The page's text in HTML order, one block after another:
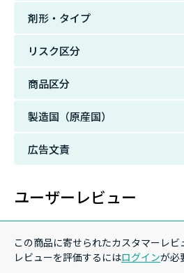
剤形・タイプ
リスク区分
商品区分
製造国（原産国）
広告文責
ユーザーレビュー
この商品に寄せられたカスタマーレビ
レビューを評価するにはログインが必